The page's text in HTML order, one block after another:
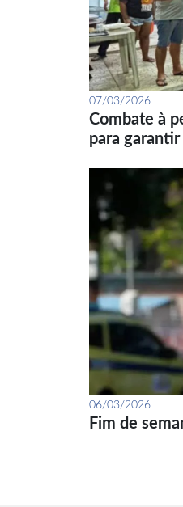
07/03/2026
Combate à
para garantir
06/03/2026
Fim de